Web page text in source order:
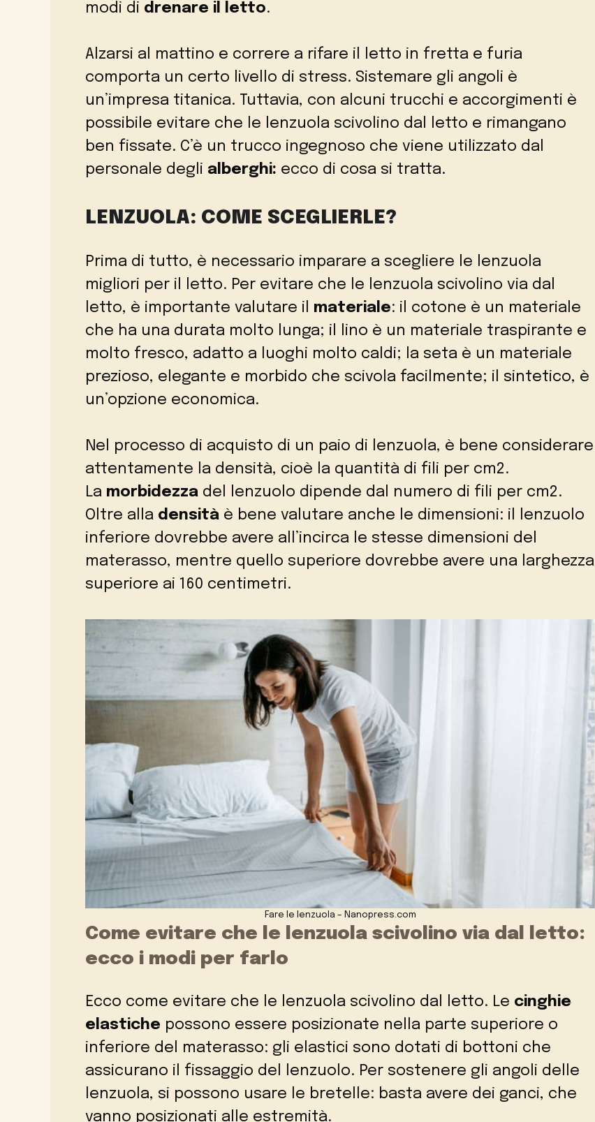
modi di drenare il letto.
Alzarsi al mattino e correre a rifare il letto in fretta e furia
comporta un certo livello di stress. Sistemare gli angoli è
un’impresa titanica. Tuttavia, con alcuni trucchi e accorgimenti è
possibile evitare che le lenzuola scivolino dal letto e rimangano
ben fissate. C’è un trucco ingegnoso che viene utilizzato dal
personale degli alberghi: ecco di cosa si tratta.
LENZUOLA: COME SCEGLIERLE?
Prima di tutto, è necessario imparare a scegliere le lenzuola
migliori per il letto. Per evitare che le lenzuola scivolino via dal
letto, è importante valutare il materiale: il cotone è un materiale
che ha una durata molto lunga; il lino è un materiale traspirante e
molto fresco, adatto a luoghi molto caldi; la seta è un materiale
prezioso, elegante e morbido che scivola facilmente; il sintetico, è
un’opzione economica.
Nel processo di acquisto di un paio di lenzuola, è bene considerare
attentamente la densità, cioè la quantità di fili per cm2.
La morbidezza del lenzuolo dipende dal numero di fili per cm2.
Oltre alla densità è bene valutare anche le dimensioni: il lenzuolo
inferiore dovrebbe avere all’incirca le stesse dimensioni del
materasso, mentre quello superiore dovrebbe avere una larghezza
superiore ai 160 centimetri.
Fare le lenzuola – Nanopress.com
Come evitare che le lenzuola scivolino via dal letto:
ecco i modi per farlo
Ecco come evitare che le lenzuola scivolino dal letto. Le cinghie
elastiche possono essere posizionate nella parte superiore o
inferiore del materasso: gli elastici sono dotati di bottoni che
assicurano il fissaggio del lenzuolo. Per sostenere gli angoli delle
lenzuola, si possono usare le bretelle: basta avere dei ganci, che
vanno posizionati alle estremità.